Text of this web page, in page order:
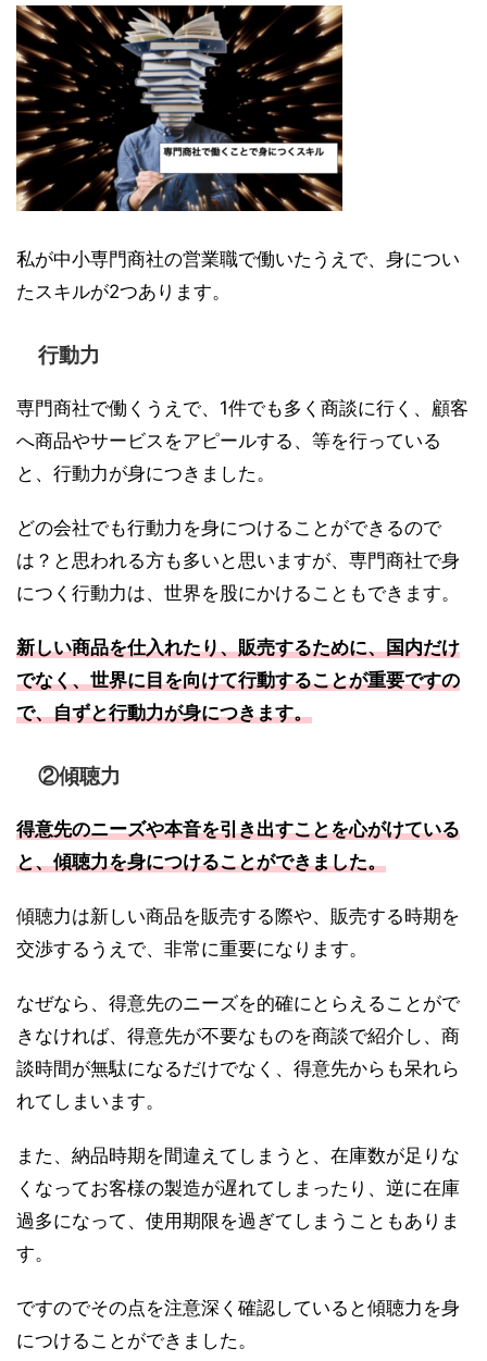
私が中小専門商社の営業職で働いたうえで、身につい
たスキルが2つあります。
行動力
専門商社で働くうえで、1件でも多く商談に行く、顧客
へ商品やサービスをアピールする、等を行っている
と、行動力が身につきました。
どの会社でも行動力を身につけることができるので
は？と思われる方も多いと思いますが、専門商社で身
につく行動力は、世界を股にかけることもできます。
新しい商品を仕入れたり、販売するために、国内だけ
でなく、世界に目を向けて行動することが重要ですの
で、自ずと行動力が身につきます。
②傾聴力
得意先のニーズや本音を引き出すことを心がけている
と、傾聴力を身につけることができました。
傾聴力は新しい商品を販売する際や、販売する時期を
交渉するうえで、非常に重要になります。
なぜなら、得意先のニーズを的確にとらえることがで
きなければ、得意先が不要なものを商談で紹介し、商
談時間が無駄になるだけでなく、得意先からも呆れら
れてしまいます。
また、納品時期を間違えてしまうと、在庫数が足りな
くなってお客様の製造が遅れてしまったり、逆に在庫
過多になって、使用期限を過ぎてしまうこともありま
す。
ですのでその点を注意深く確認していると傾聴力を身
につけることができました。